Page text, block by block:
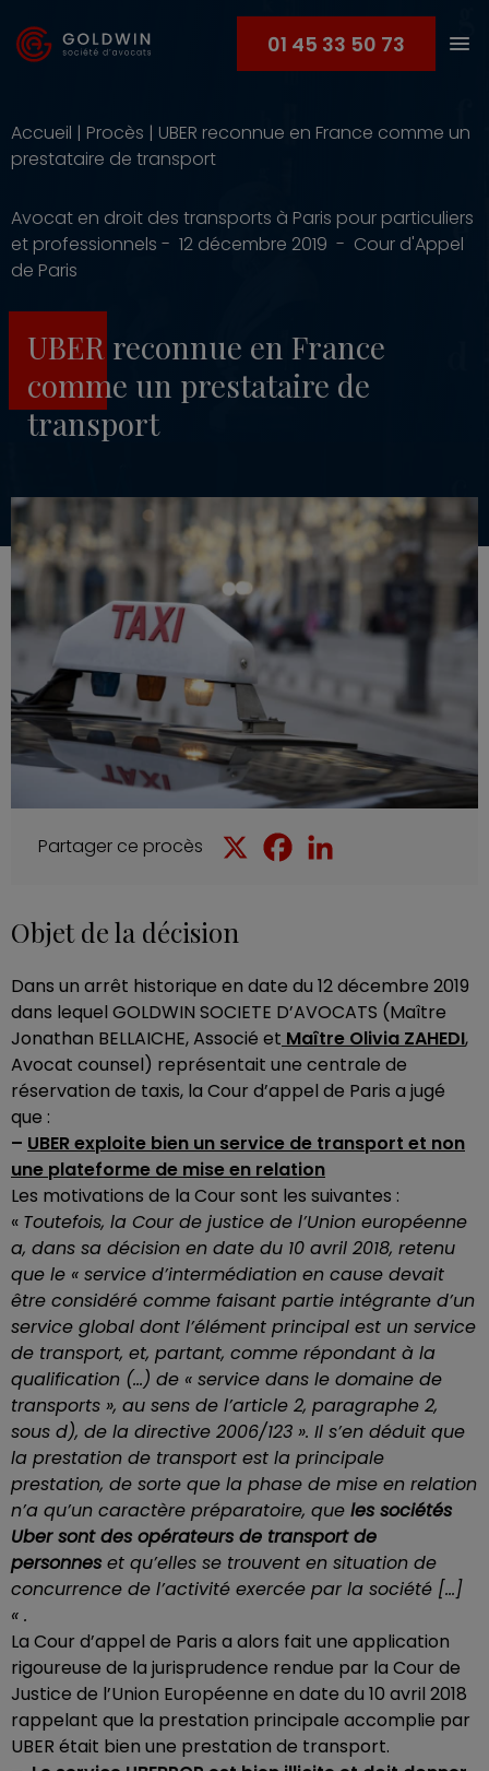
01 45 33 50 73
Accueil | Procès | UBER reconnue en France comme un
prestataire de transport
Avocat en droit des transports à Paris pour particuliers
et professionnels - 12 décembre 2019 - Cour d'Appel
de Paris
UBER reconnue en France
comme un prestataire de
transport
Partager ce procès
Objet de la décision
Dans un arrêt historique en date du 12 décembre 2019
dans lequel GOLDWIN SOCIETE D’AVOCATS (Maître
Jonathan BELLAICHE, Associé et Maître Olivia ZAHEDI,
Avocat counsel) représentait une centrale de
réservation de taxis, la Cour d’appel de Paris a jugé
que :
– UBER exploite bien un service de transport et non
une plateforme de mise en relation
Les motivations de la Cour sont les suivantes :
« Toutefois, la Cour de justice de l’Union européenne
a, dans sa décision en date du 10 avril 2018, retenu
que le « service d’intermédiation en cause devait
être considéré comme faisant partie intégrante d’un
service global dont l’élément principal est un service
de transport, et, partant, comme répondant à la
qualification (…) de « service dans le domaine de
transports », au sens de l’article 2, paragraphe 2,
sous d), de la directive 2006/123 ». Il s’en déduit que
la prestation de transport est la principale
prestation, de sorte que la phase de mise en relation
n’a qu’un caractère préparatoire, que les sociétés
Uber sont des opérateurs de transport de
personnes et qu’elles se trouvent en situation de
concurrence de l’activité exercée par la société […]
« .
La Cour d’appel de Paris a alors fait une application
rigoureuse de la jurisprudence rendue par la Cour de
Justice de l’Union Européenne en date du 10 avril 2018
rappelant que la prestation principale accomplie par
UBER était bien une prestation de transport.